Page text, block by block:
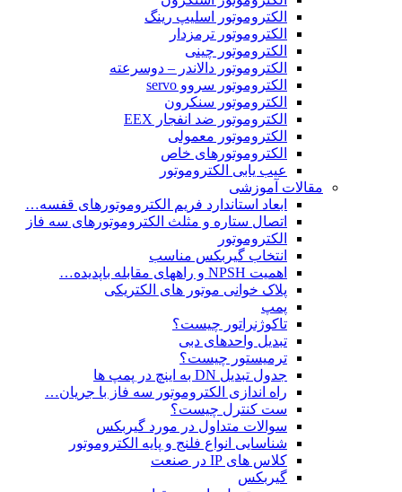
الکتروموتور اسلیپ رینگ
الکتروموتور ترمزدار
الکتروموتور چینی
الکتروموتور دالاندر – دوسرعته
الکتروموتور سروو servo
الکتروموتور سنکرون
الکتروموتور ضد انفجار EEX
الکتروموتور معمولی
الکتروموتورهای خاص
عیب یابی الکتروموتور
مقالات آموزشی
ابعاد استاندارد فریم الکتروموتورهای قفسه…
اتصال ستاره و مثلث الکتروموتورهای سه فاز
الکتروموتور
انتخاب گیربکس مناسب
اهمیت NPSH و راههای مقابله باپدیده…
پلاک خوانی موتور های الکتریکی
پمپ
تاکوژنراتور چیست؟
تبدیل واحدهای دبی
ترمیستور چیست؟
جدول تبدیل DN به اینچ در پمپ ها
راه اندازی الکتروموتور سه فاز با جریان…
ست کنترل چیست؟
سوالات متداول در مورد گیربکس
شناسایی انواع فلنج و پایه الکتروموتور
کلاس های IP در صنعت
گیربکس